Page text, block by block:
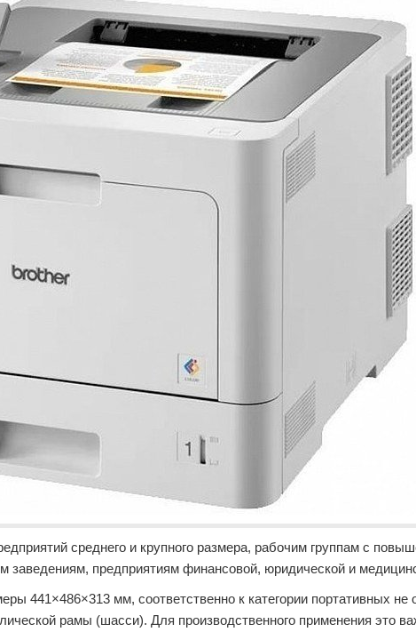
среднего и крупного размера, рабочим группам с
заведениям, предприятиям финансовой, юридической и
441×486×313 мм, соответственно к категории портативных не
рамы (шасси). Для производственного применения это